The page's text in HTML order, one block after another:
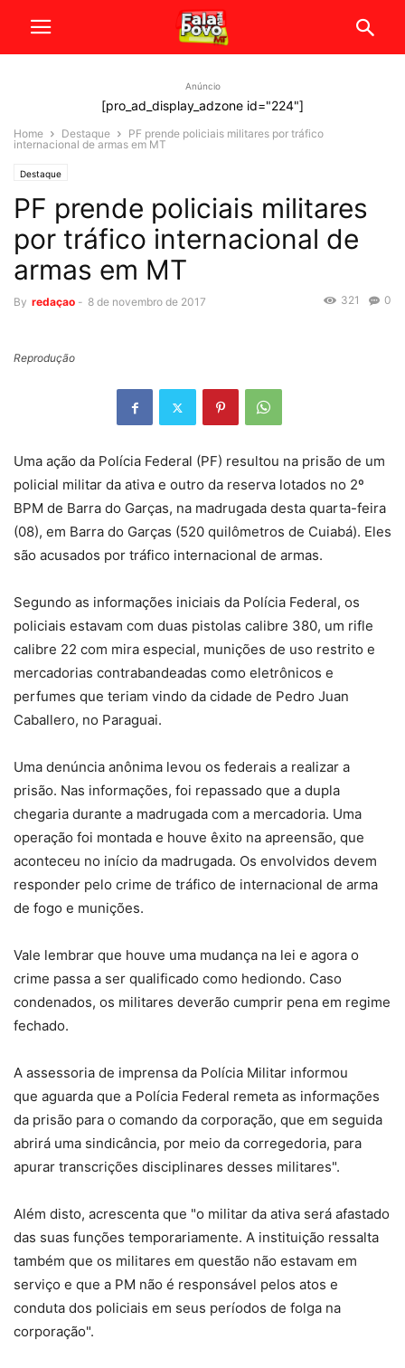
Anúncio
[pro_ad_display_adzone id="224"]
Home Destaque
PF prende policiais militares por tráfico
internacional de armas em MT
Destaque
PF prende policiais militares
por tráfico internacional de
armas em MT
By redaçao - 8 de novembro de 2017 0
321
Reprodução
Uma ação da Polícia Federal (PF) resultou na prisão de um
policial militar da ativa e outro da reserva lotados no 2º
BPM de Barra do Garças, na madrugada desta quarta-feira
(08), em Barra do Garças (520 quilômetros de Cuiabá). Eles
são acusados por tráfico internacional de armas.
Segundo as informações iniciais da Polícia Federal, os
policiais estavam com duas pistolas calibre 380, um rifle
calibre 22 com mira especial, munições de uso restrito e
mercadorias contrabandeadas como eletrônicos e
perfumes que teriam vindo da cidade de Pedro Juan
Caballero, no Paraguai.
Uma denúncia anônima levou os federais a realizar a
prisão. Nas informações, foi repassado que a dupla
chegaria durante a madrugada com a mercadoria. Uma
operação foi montada e houve êxito na apreensão, que
aconteceu no início da madrugada. Os envolvidos devem
responder pelo crime de tráfico de internacional de arma
de fogo e munições.
Vale lembrar que houve uma mudança na lei e agora o
crime passa a ser qualificado como hediondo. Caso
condenados, os militares deverão cumprir pena em regime
fechado.
A assessoria de imprensa da Polícia Militar informou
que aguarda que a Polícia Federal remeta as informações
da prisão para o comando da corporação, que em seguida
abrirá uma sindicância, por meio da corregedoria, para
apurar transcrições disciplinares desses militares".
Além disto, acrescenta que "o militar da ativa será afastado
das suas funções temporariamente. A instituição ressalta
também que os militares em questão não estavam em
serviço e que a PM não é responsável pelos atos e
conduta dos policiais em seus períodos de folga na
corporação".